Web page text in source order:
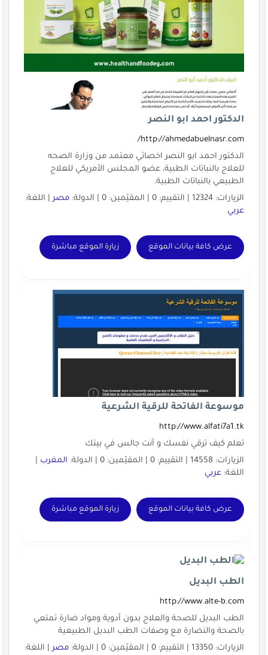
الدكتور احمد ابو النصر
http://ahmedabuelnasr.com/
الدكتور احمد ابو النصر اخصائي معتمد من وزارة الصحه
للعلاج بالنباتات الطبية، عضو المجلس الأمريكي للعلاج
الطبيعي بالنباتات الطبية.
الزيارات: 12324 | التقييم: 0 | المقيّمين: 0 | الدولة:
مصر| اللغة:
عربي
عرض كافة بيانات الموقع زيارة الموقع مباشرة
موسوعة الفاتحة للرقية الشرعية
http://www.alfati7a1.tk
تعلم كيف ترقي نفسك و أنت جالس في بيتك
الزيارات: 14558 | التقييم: 0 | المقيّمين: 0 | الدولة:
المغرب|
اللغة: عربي
عرض كافة بيانات الموقع زيارة الموقع مباشرة
الطب البديل
http://www.alte-b.com
الطب البديل للصحة والعلاج بدون أدوية ومواد ضارة تمتعي
بالصحة والنضارة مع وصفات الطب البديل الطبيعية
الزيارات: 13350 | التقييم: 0 | المقيّمين: 0 | الدولة:
مصر| اللغة: